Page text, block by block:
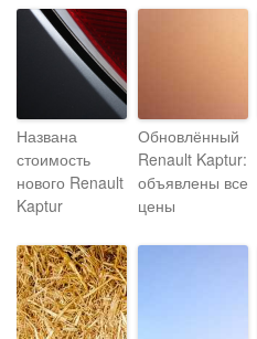
Названа
стоимость
нового Renault
Kaptur
Обновлённый
Renault Kaptur:
объявлены все
цены